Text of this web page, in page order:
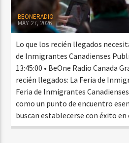
BEONERADIO
MAY 27, 2026
Lo que los recién llegados
de Inmigrantes Canadienses
13:45:00 • BeOne Radio Canada
recién llegados: La Feria de
Feria de Inmigrantes
como un punto de encuentro
buscan establecerse con éxito